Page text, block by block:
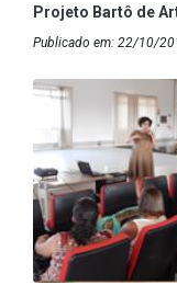
Projeto Bartô de
Publicado em: 22/10/